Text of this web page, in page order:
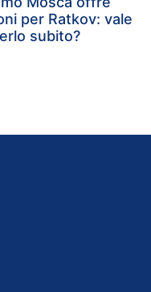
per Ratkov: vale
subito?